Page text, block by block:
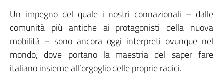
Un impegno del quale i nostri connazionali – dalle
comunità più antiche ai protagonisti della nuova
mobilità – sono ancora oggi interpreti ovunque nel
mondo, dove portano la maestria del saper fare
italiano insieme all’orgoglio delle proprie radici.